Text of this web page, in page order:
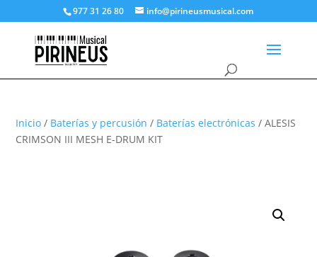
977 31 26 80 info@pirineusmusical.com
Inicio / Baterías y percusión / Baterías electrónicas / ALESIS
CRIMSON III MESH E-DRUM KIT